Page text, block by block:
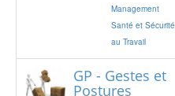
Management
Santé et Sécurité
au Travail
GP - Gestes et
Postures